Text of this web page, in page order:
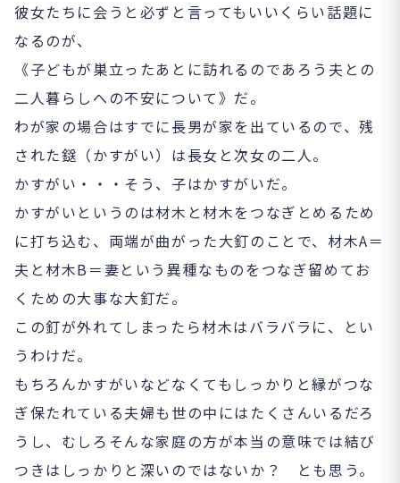
彼女たちに会うと必ずと言ってもいいくらい話題に
なるのが、
《子どもが巣立ったあとに訪れるのであろう夫との
二人暮らしへの不安について》だ。
わが家の場合はすでに長男が家を出ているので、残
された鎹（かすがい）は長女と次女の二人。
かすがい・・・そう、子はかすがいだ。
かすがいというのは材木と材木をつなぎとめるため
に打ち込む、両端が曲がった大釘のことで、材木A＝
夫と材木B＝妻という異種なものをつなぎ留めてお
くための大事な大釘だ。
この釘が外れてしまったら材木はバラバラに、とい
うわけだ。
もちろんかすがいなどなくてもしっかりと縁がつな
ぎ保たれている夫婦も世の中にはたくさんいるだろ
うし、むしろそんな家庭の方が本当の意味では結び
つきはしっかりと深いのではないか？ とも思う。